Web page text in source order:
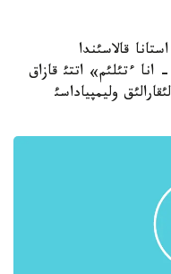
- استانا قالاسئندا
ءتئلئم» اتتئ قازاق
پانئنةن 10 - حالئقارالئق وليمپياداسئ